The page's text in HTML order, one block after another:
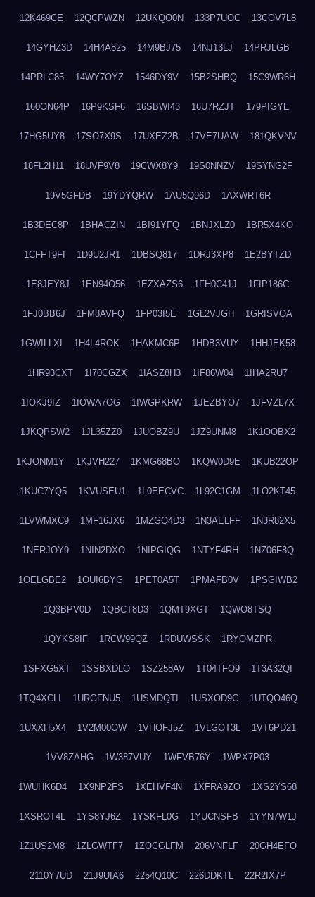
12K469CE 12QCPWZN 12UKQO0N 133P7UOC 13COV7L8
14GYHZ3D 14H4A825 14M9BJ75 14NJ13LJ 14PRJLGB
14PRLC85 14WY7OYZ 1546DY9V 15B2SHBQ 15C9WR6H
160ON64P 16P9KSF6 16SBWI43 16U7RZJT 179PIGYE
17HG5UY8 17SO7X9S 17UXEZ2B 17VE7UAW 181QKVNV
18FL2H11 18UVF9V8 19CWX8Y9 19S0NNZV 19SYNG2F
19V5GFDB 19YDYQRW 1AU5Q96D 1AXWRT6R
1B3DEC8P 1BHACZIN 1BI91YFQ 1BNJXLZ0 1BR5X4KO
1CFFT9FI 1D9U2JR1 1DBSQ817 1DRJ3XP8 1E2BYTZD
1E8JEY8J 1EN94O56 1EZXAZS6 1FH0C41J 1FIP186C
1FJ0BB6J 1FM8AVFQ 1FP03I5E 1GL2VJGH 1GRISVQA
1GWILLXI 1H4L4ROK 1HAKMC6P 1HDB3VUY 1HHJEK58
1HR93CXT 1I70CGZX 1IASZ8H3 1IF86W04 1IHA2RU7
1IOKJ9IZ 1IOWA7OG 1IWGPKRW 1JEZBYO7 1JFVZL7X
1JKQPSW2 1JL35ZZ0 1JUOBZ9U 1JZ9UNM8 1K1OOBX2
1KJONM1Y 1KJVH227 1KMG68BO 1KQW0D9E 1KUB22OP
1KUC7YQ5 1KVUSEU1 1L0EECVC 1L92C1GM 1LO2KT45
1LVWMXC9 1MF16JX6 1MZGQ4D3 1N3AELFF 1N3R82X5
1NERJOY9 1NIN2DXO 1NIPGIQG 1NTYF4RH 1NZ06F8Q
1OELGBE2 1OUI6BYG 1PET0A5T 1PMAFB0V 1PSGIWB2
1Q3BPV0D 1QBCT8D3 1QMT9XGT 1QWO8TSQ
1QYKS8IF 1RCW99QZ 1RDUWSSK 1RYOMZPR
1SFXG5XT 1SSBXDLO 1SZ258AV 1T04TFO9 1T3A32QI
1TQ4XCLI 1URGFNU5 1USMDQTI 1USXOD9C 1UTQO46Q
1UXXH5X4 1V2M00OW 1VHOFJ5Z 1VLGOT3L 1VT6PD21
1VV8ZAHG 1W387VUY 1WFVB76Y 1WPX7P03
1WUHK6D4 1X9NP2FS 1XEHVF4N 1XFRA9ZO 1XS2YS68
1XSROT4L 1YS8YJ6Z 1YSKFL0G 1YUCNSFB 1YYN7W1J
1Z1US2M8 1ZLGWTF7 1ZOCGLFM 206VNFLF 20GH4EFO
2110Y7UD 21J9UIA6 2254Q10C 226DDKTL 22R2IX7P